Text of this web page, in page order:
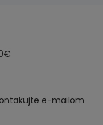
e-mailom